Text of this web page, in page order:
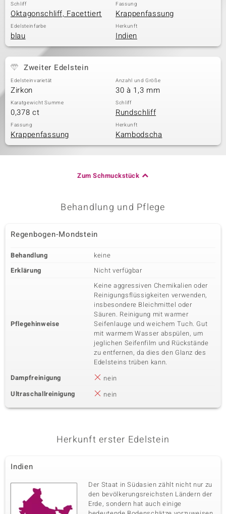
Schliff
Oktagonschliff, Facettiert
Fassung
Krappenfassung
Edelsteinfarbe
blau
Herkunft
Indien
Zweiter Edelstein
Edelsteinvarietät
Zirkon
Anzahl und Größe
30 à 1,3 mm
Karatgewicht Summe
0,378 ct
Schliff
Rundschliff
Fassung
Krappenfassung
Herkunft
Kambodscha
Zum Schmuckstück
Behandlung und Pflege
Regenbogen-Mondstein
Behandlung
keine
Erklärung
Nicht verfügbar
Pflegehinweise
Keine aggressiven Chemikalien oder
Reinigungsflüssigkeiten verwenden,
insbesondere Bleichmittel oder
Säuren. Reinigung mit warmer
Seifenlauge und weichem Tuch. Gut
mit warmem Wasser abspülen, um
jeglichen Seifenfilm und Rückstände
zu entfernen, da dies den Glanz des
Edelsteins trüben kann.
Dampfreinigung
nein
Ultraschallreinigung
nein
Herkunft erster Edelstein
Indien
Der Staat in Südasien zählt nicht nur zu
den bevölkerungsreichsten Ländern der
Erde, sondern hat auch einige